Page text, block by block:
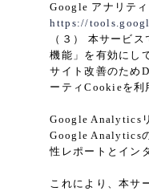
Google アナリテ
https://
（３） 本サービ
機能」を有効にし
サイト改善のため
ーティCookieを利
Google Analytics
Google Analytics
性レポートとイン
これにより、本サ